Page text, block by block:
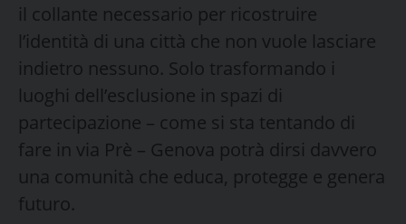
il collante necessario per ricostruire
l’identità di una città che non vuole lasciare
indietro nessuno. Solo trasformando i
luoghi dell’esclusione in spazi di
partecipazione – come si sta tentando di
fare in via Prè – Genova potrà dirsi davvero
una comunità che educa, protegge e genera
futuro.